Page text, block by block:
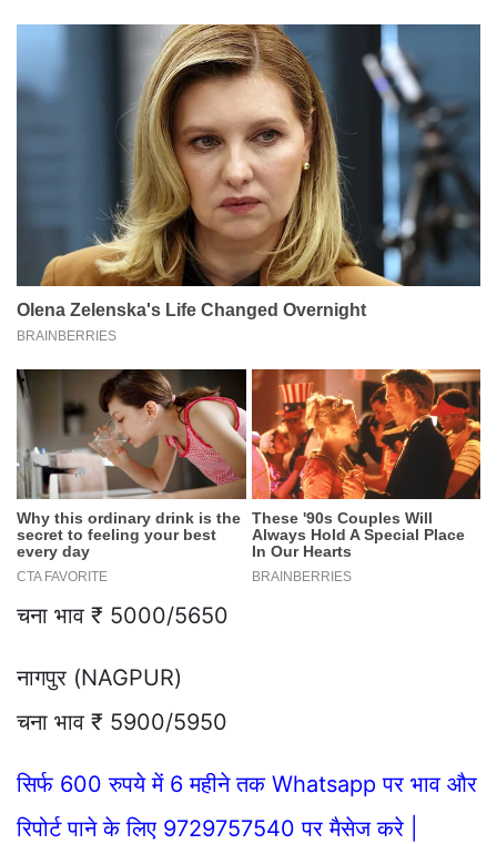
चना भाव ₹ 5000/5650
नागपुर (NAGPUR)
चना भाव ₹ 5900/5950
सिर्फ 600 रुपये में 6 महीने तक Whatsapp पर भाव और
रिपोर्ट पाने के लिए 9729757540 पर मैसेज करे |